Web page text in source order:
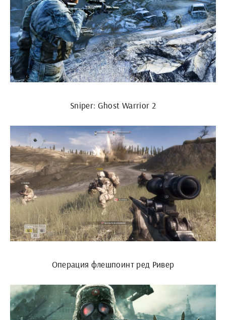
Sniper: Ghost Warrior 2
Операция флешпоинт ред Ривер